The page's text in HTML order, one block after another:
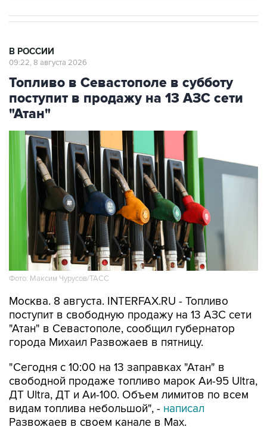
В РОССИИ
09:22, 8 августа 2026
Топливо в Севастополе в субботу
поступит в продажу на 13 АЗС сети
"Атан"
Фото: Максим Чурусов/ТАСС
Москва. 8 августа. INTERFAX.RU - Топливо
поступит в свободную продажу на 13 АЗС сети
"Атан" в Севастополе, сообщил губернатор
города Михаил Развожаев в пятницу.
"Сегодня с 10:00 на 13 заправках "Атан" в
свободной продаже топливо марок Аи-95 Ultra,
ДТ Ultra, ДТ и Аи-100. Объем лимитов по всем
видам топлива небольшой", - написал
Развожаев в своем канале в Max.